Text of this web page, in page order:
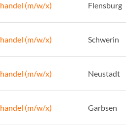
(m/w/x) Flensburg
(m/w/x) Schwerin
(m/w/x) Neustadt
(m/w/x) Garbsen